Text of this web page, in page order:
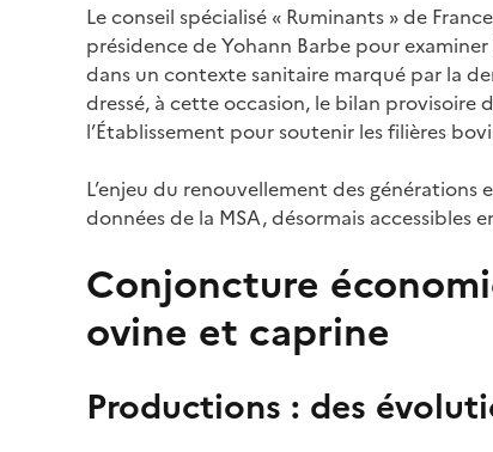
Le conseil spécialisé « Ruminants » de
présidence de Yohann Barbe pour
dans un contexte sanitaire marqué par la
dressé, à cette occasion, le bilan
l’Établissement pour soutenir les filières
L’enjeu du renouvellement des
données de la MSA, désormais accessibles
Conjoncture
ovine et caprine
Productions : des